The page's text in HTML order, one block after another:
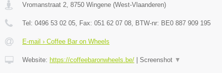
Vromanstraat 2 8750 Wingene (West-Vlaanderen)
Tel: 0496 53 02 05 , Fax: 051 62 07 08 , BTW-nr: BE0 887 909 195
E-mail › Coffee Bar on Wheels
Website: https://coffeebaronwheels.be/ | Screenshot ▼